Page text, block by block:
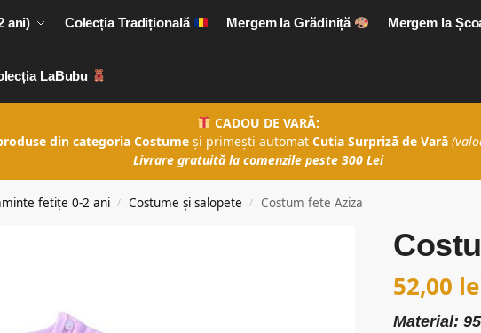
ani) Colecția Tradițională Mergem la Grădiniță Mergem la
LaBubu
CADOU DE VARĂ:
din categoria Costume și primești automat Cutia Surpriză de Vară
Livrare gratuită la comenzile peste 300 Lei
fetițe 0-2 ani / Costume și salopete / Costum fete Aziza
52,00
Material: